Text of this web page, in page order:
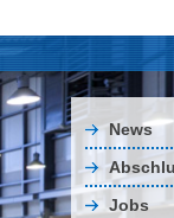
News
Jobs